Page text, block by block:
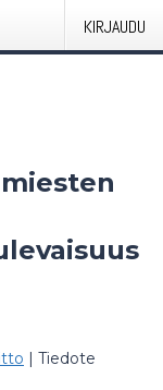
KIRJAUDU
| Tiedote